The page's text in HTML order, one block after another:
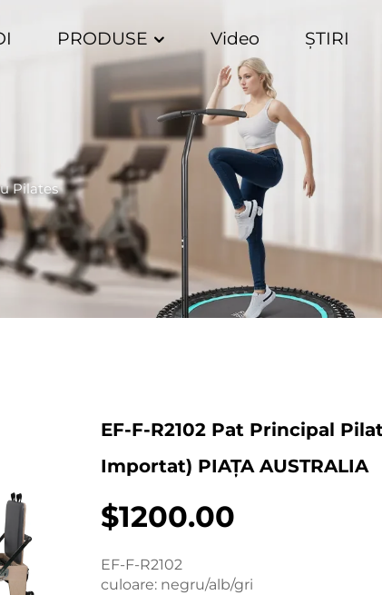
PRODUSE Video ȘTIRI
Pilates
EF-F-R2102 Pat Principal
Importat) PIAȚA AUSTRALIA
$1200.00
EF-F-R2102
culoare: negru/alb/gri